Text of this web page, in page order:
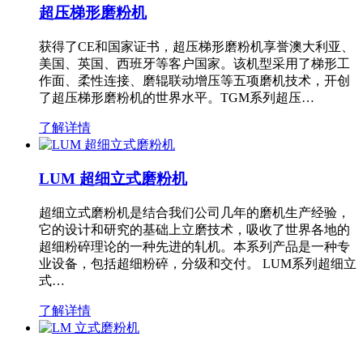
超压梯形磨粉机
获得了CE和国家证书，超压梯形磨粉机享誉澳大利亚、
美国、英国、西班牙等客户国家。该机型采用了梯形工
作面、柔性连接、磨辊联动增压等五项磨机技术，开创
了超压梯形磨粉机的世界水平。TGM系列超压…
了解详情
LUM 超细立式磨粉机
超细立式磨粉机是结合我们公司几年的磨机生产经验，
它的设计和研究的基础上立磨技术，吸收了世界各地的
超细粉碎理论的一种先进的轧机。本系列产品是一种专
业设备，包括超细粉碎，分级和交付。 LUM系列超细立
式…
了解详情